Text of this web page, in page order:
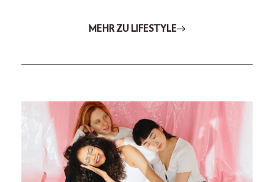
MEHR ZU LIFESTYLE